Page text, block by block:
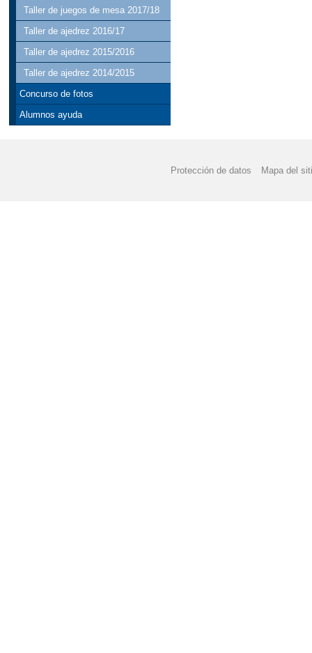
Taller de juegos de mesa 2017/18
Taller de ajedrez 2016/17
Taller de ajedrez 2015/2016
Taller de ajedrez 2014/2015
Concurso de fotos
Alumnos ayuda
Protección de datos Mapa del